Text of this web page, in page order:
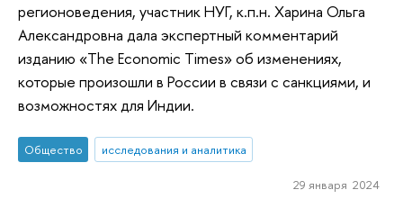
регионоведения, участник НУГ, к.п.н. Харина Ольга
Александровна дала экспертный комментарий
изданию «The Economic Times» об изменениях,
которые произошли в России в связи с санкциями, и
возможностях для Индии.
Общество исследования и аналитика
29 января 2024